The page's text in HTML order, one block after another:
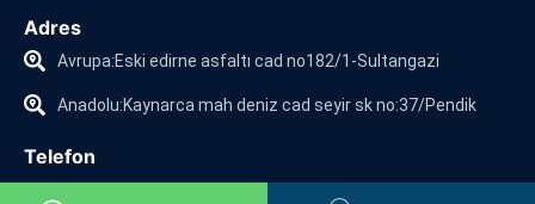
Adres
Avrupa:Eski edirne asfaltı cad no182/1-Sultangazi
Anadolu:Kaynarca mah deniz cad seyir sk no:37/Pendik
Telefon
0216 395 10 70